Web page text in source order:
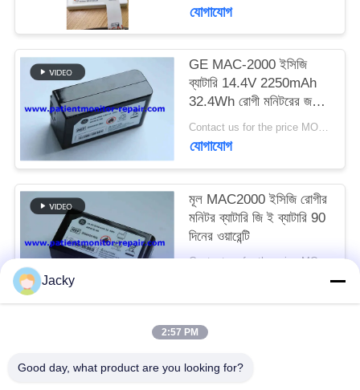
NEWS
সাইট
ম্যাপ
PRIVACY
POLICY
যোগাযোগ
GE MAC-2000 ইসিজি
ব্যাটারি 14.4V 2250mAh
32.4Wh রোগী মনিটরের জন্য
মেডিকেল সরঞ্জাম ব্যাটারি
Contact us for the price MOQ:1
যোগাযোগ
মূল MAC2000 ইসিজি রোগীর
মনিটর ব্যাটারি জি ই ব্যাটারি 90
দিনের ওয়ারেন্টি
Contact us for the price MOQ:1
Jacky
2:57 PM
Good day, what product are you looking for?